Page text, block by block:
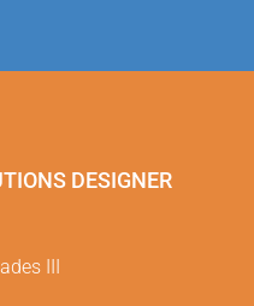
DESIGNER
III